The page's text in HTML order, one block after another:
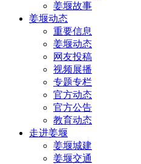
姜堰故事
姜堰动态
重要信息
姜堰动态
网友投稿
视频展播
专题专栏
官方动态
官方公告
教育动态
走进姜堰
姜堰城建
姜堰交通